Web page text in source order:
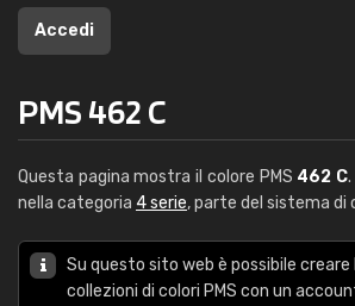
Accedi
PMS 462 C
Questa pagina mostra il colore PMS 462 C
nella categoria 4 serie, parte del sistema di
Su questo sito web è possibile creare
collezioni di colori PMS con un